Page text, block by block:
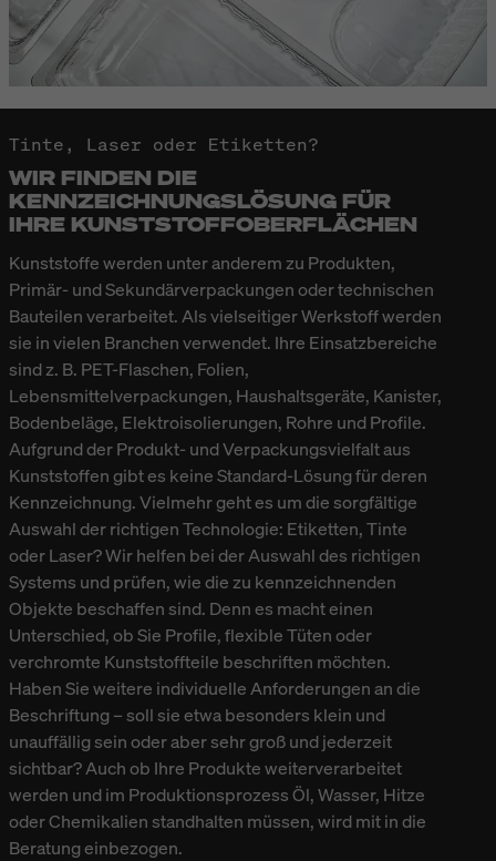
Tinte, Laser oder Etiketten?
WIR FINDEN DIE
KENNZEICHNUNGSLÖSUNG FÜR
IHRE KUNSTSTOFFOBERFLÄCHEN
Kunststoffe werden unter anderem zu Produkten,
Primär- und Sekundärverpackungen oder technischen
Bauteilen verarbeitet. Als vielseitiger Werkstoff werden
sie in vielen Branchen verwendet. Ihre Einsatzbereiche
sind z. B. PET-Flaschen, Folien,
Lebensmittelverpackungen, Haushaltsgeräte, Kanister,
Bodenbeläge, Elektroisolierungen, Rohre und Profile.
Aufgrund der Produkt- und Verpackungsvielfalt aus
Kunststoffen gibt es keine Standard-Lösung für deren
Kennzeichnung. Vielmehr geht es um die sorgfältige
Auswahl der richtigen Technologie: Etiketten, Tinte
oder Laser? Wir helfen bei der Auswahl des richtigen
Systems und prüfen, wie die zu kennzeichnenden
Objekte beschaffen sind. Denn es macht einen
Unterschied, ob Sie Profile, flexible Tüten oder
verchromte Kunststoffteile beschriften möchten.
Haben Sie weitere individuelle Anforderungen an die
Beschriftung – soll sie etwa besonders klein und
unauffällig sein oder aber sehr groß und jederzeit
sichtbar? Auch ob Ihre Produkte weiterverarbeitet
werden und im Produktionsprozess Öl, Wasser, Hitze
oder Chemikalien standhalten müssen, wird mit in die
Beratung einbezogen.